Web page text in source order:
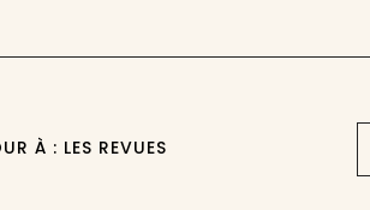
À : LES REVUES